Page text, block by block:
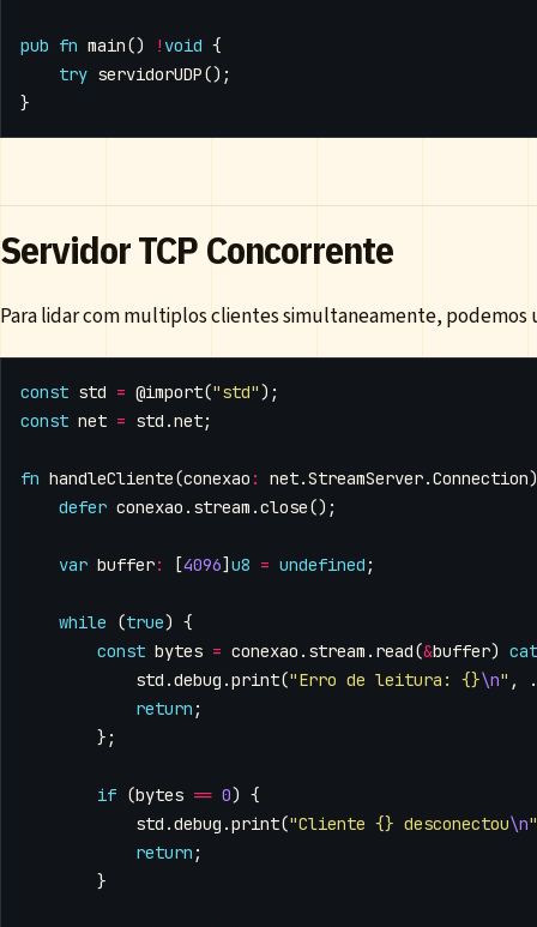
pub fn main() ! void {
try servidorUDP();
}
Servidor TCP Concorrente
Para lidar com multiplos clientes simultaneamente, podemos
const std = @import("std");
const net = std .net;
fn handleCliente(conexao : net.StreamServer.Connection)
defer conexao . stream .close();
var buffer: [4096] u8 = undefined ;
while (true) {
const bytes = conexao . stream . read(&buffer)
std .debug .print("Erro de leitura: {}\n" ,
return ;
};
if (bytes == 0) {
std .debug .print("Cliente {} desconectou\n"
return ;
}